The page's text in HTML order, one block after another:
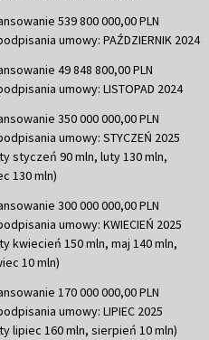
539 800 000,00 PLN
umowy: PAŹDZIERNIK 2024
49 848 800,00 PLN
umowy: LISTOPAD 2024
350 000 000,00 PLN
umowy: STYCZEŃ 2025
styczeń 90 mln, luty 130 mln,
130 mln)
300 000 000,00 PLN
umowy: KWIECIEŃ 2025
kwiecień 150 mln, maj 140 mln,
10 mln)
170 000 000,00 PLN
umowy: LIPIEC 2025
lipiec 160 mln, sierpień 10 mln)